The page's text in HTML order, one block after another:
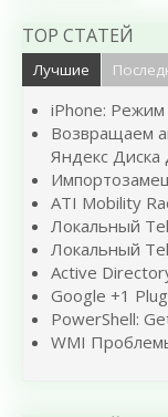
TOP СТАТЕЙ
Лучшие
iPhone: Режим
Возвращаем
Яндекс Диска
ATI Mobility
Локальный
Локальный
Active
Google +1
PowerShell:
WMI